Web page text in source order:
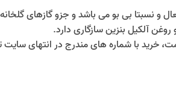
آلکیل بنزین سازگاری دارد.
خرید با شماره های مندرج در انتهای